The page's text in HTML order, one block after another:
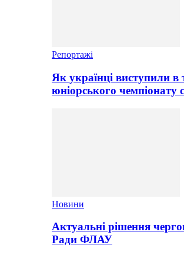
Репортажі
Як українці виступили в
юніорського чемпіонату
Новини
Актуальні рішення
Ради ФЛАУ